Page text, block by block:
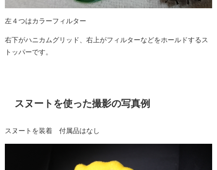
左４つはカラーフィルター
右下がハニカムグリッド、右上がフィルターなどをホールドするス
トッパーです。
スヌートを使った撮影の写真例
スヌートを装着 付属品はなし